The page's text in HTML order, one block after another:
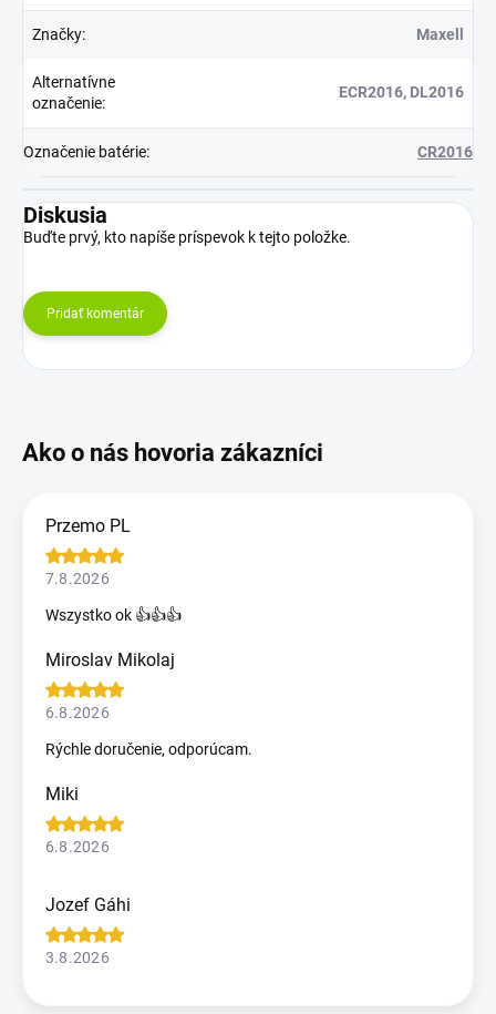
Značky: Maxell
Alternatívne
označenie:
ECR2016, DL2016
Označenie batérie: CR2016
Diskusia
Buďte prvý, kto napíše príspevok k tejto položke.
Pridať komentár
Przemo PL
7.8.2026
Wszystko ok 👍👍👍
Miroslav Mikolaj
6.8.2026
Rýchle doručenie, odporúcam.
Miki
6.8.2026
Jozef Gáhi
3.8.2026